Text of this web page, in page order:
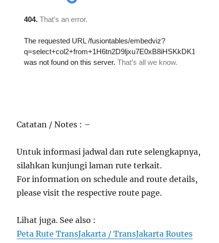
Catatan / Notes : –
Untuk informasi jadwal dan rute selengkapnya,
silahkan kunjungi laman rute terkait.
For information on schedule and route details,
please visit the respective route page.
Lihat juga. See also :
Peta Rute TransJakarta / TransJakarta Routes